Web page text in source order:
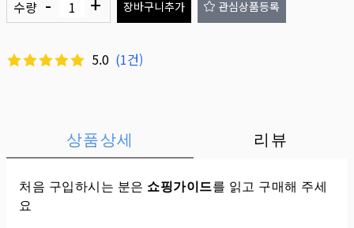
수량 장바구니추가 관심상품등록
5.0 (1건)
상품상세 리뷰
처음 구입하시는 분은 쇼핑가이드를 읽고 구매해 주세
요